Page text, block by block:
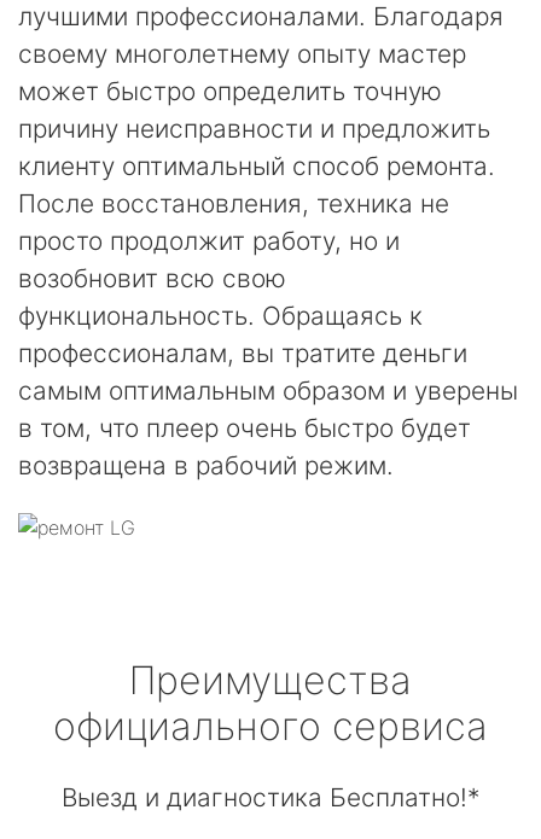
лучшими профессионалами. Благодаря
своему многолетнему опыту мастер
может быстро определить точную
причину неисправности и предложить
клиенту оптимальный способ ремонта.
После восстановления, техника не
просто продолжит работу, но и
возобновит всю свою
функциональность. Обращаясь к
профессионалам, вы тратите деньги
самым оптимальным образом и уверены
в том, что плеер очень быстро будет
возвращена в рабочий режим.
Преимущества
официального сервиса
Выезд и диагностика Бесплатно!*